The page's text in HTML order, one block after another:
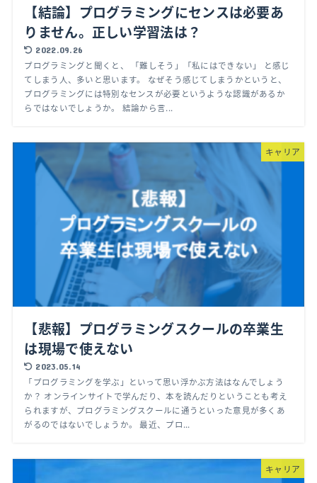
【結論】プログラミングにセンスは必要あ
りません。正しい学習法は？
2022.09.26
プログラミングと聞くと、 「難しそう」「私にはできない」 と感じ
てしまう人、多いと思います。 なぜそう感じてしまうかというと、
プログラミングには特別なセンスが必要というような認識があるか
らではないでしょうか。 結論から言...
キャリア
【悲報】プログラミングスクールの卒業生
は現場で使えない
2023.05.14
「プログラミングを学ぶ」といって思い浮かぶ方法はなんでしょう
か？ オンラインサイトで学んだり、本を読んだりということも考え
られますが、プログラミングスクールに通うといった意見が多くあ
がるのではないでしょうか。 最近、プロ...
キャリア